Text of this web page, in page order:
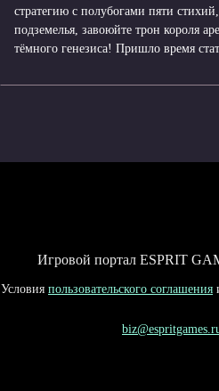
стратегию с полубогами пяти
подземелья, завоюйте трон короля
тёмного генезиса! Пришло время
Игровой портал ESPRIT
Условия пользовательского соглашения